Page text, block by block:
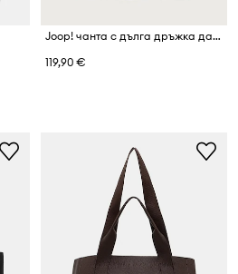
Joop! чанта с дълга дръжка дамска от имитация на кожа Salve Zohara
119,90 €